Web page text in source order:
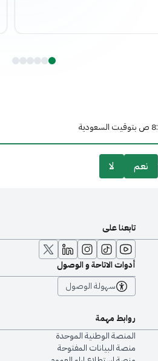
نعم لا
روابط مهمة
المنصة الوطنية الموحدة
منصة البيانات المفتوحة
تابعنا على
أدوات الاتاحة و الوصول
سهولة الوصول